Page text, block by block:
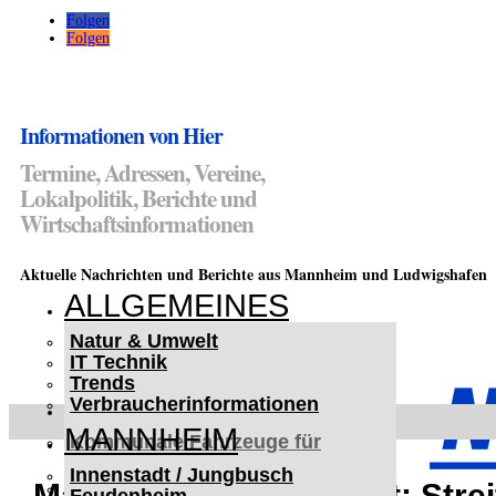
Folgen
Folgen
Informationen von Hier
Termine, Adressen, Vereine,
Lokalpolitik, Berichte und
Wirtschaftsinformationen
Aktuelle Nachrichten und Berichte aus Mannheim und Ludwigshafen
ALLGEMEINES
Natur & Umwelt
IT Technik
Trends
Verbraucherinformationen
MANNHEIM
Innenstadt / Jungbusch
< UKRAINE >
Kommunale Fahrzeuge für
Czernowitz
Nutzfahrzeuge für Czernowitz